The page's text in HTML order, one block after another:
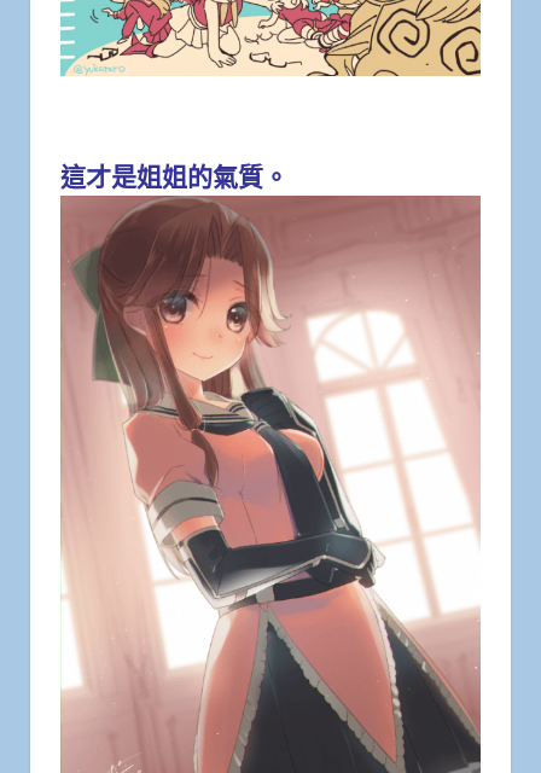
這才是姐姐的氣質。